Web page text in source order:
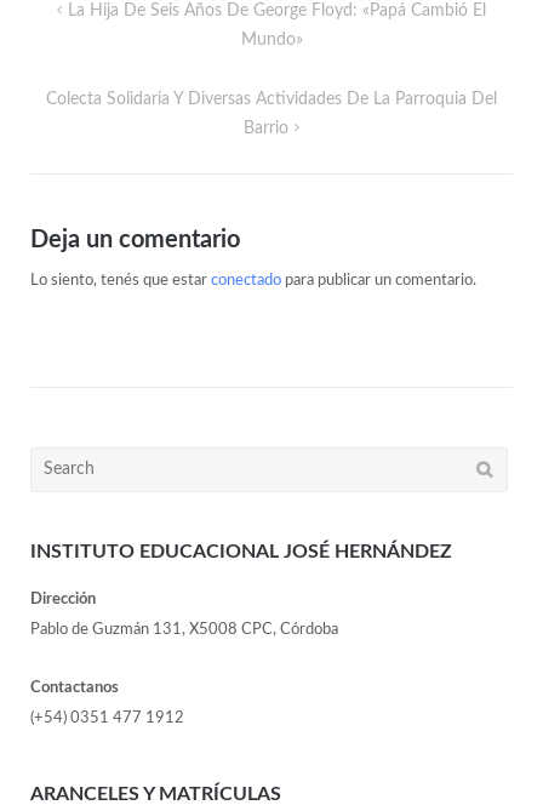
La Hija De Seis Años De George Floyd: «Papá Cambió El
Mundo»
Colecta Solidaria Y Diversas Actividades De La Parroquia Del
Barrio
Deja un comentario
Lo siento, tenés que estar conectadopara publicar un comentario.
INSTITUTO EDUCACIONAL JOSÉ HERNÁNDEZ
Dirección
Pablo de Guzmán 131, X5008 CPC, Córdoba
Contactanos
(+54) 0351 477 1912
ARANCELES Y MATRÍCULAS